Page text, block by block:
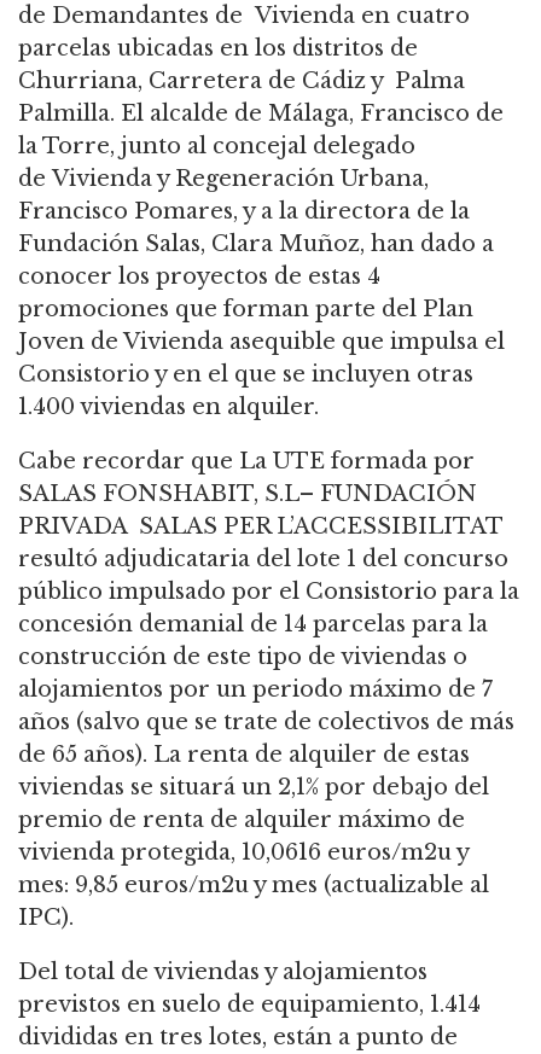
de Demandantes de Vivienda en cuatro
parcelas ubicadas en los distritos de
Churriana, Carretera de Cádiz y Palma
Palmilla. El alcalde de Málaga, Francisco de
la Torre, junto al concejal delegado
de Vivienda y Regeneración Urbana,
Francisco Pomares, y a la directora de la
Fundación Salas, Clara Muñoz, han dado a
conocer los proyectos de estas 4
promociones que forman parte del Plan
Joven de Vivienda asequible que impulsa el
Consistorio y en el que se incluyen otras
1.400 viviendas en alquiler.
Cabe recordar que La UTE formada por
SALAS FONSHABIT, S.L– FUNDACIÓN
PRIVADA SALAS PER L’ACCESSIBILITAT
resultó adjudicataria del lote 1 del concurso
público impulsado por el Consistorio para la
concesión demanial de 14 parcelas para la
construcción de este tipo de viviendas o
alojamientos por un periodo máximo de 7
años (salvo que se trate de colectivos de más
de 65 años). La renta de alquiler de estas
viviendas se situará un 2,1% por debajo del
premio de renta de alquiler máximo de
vivienda protegida, 10,0616 euros/m2u y
mes: 9,85 euros/m2u y mes (actualizable al
IPC).
Del total de viviendas y alojamientos
previstos en suelo de equipamiento, 1.414
divididas en tres lotes, están a punto de